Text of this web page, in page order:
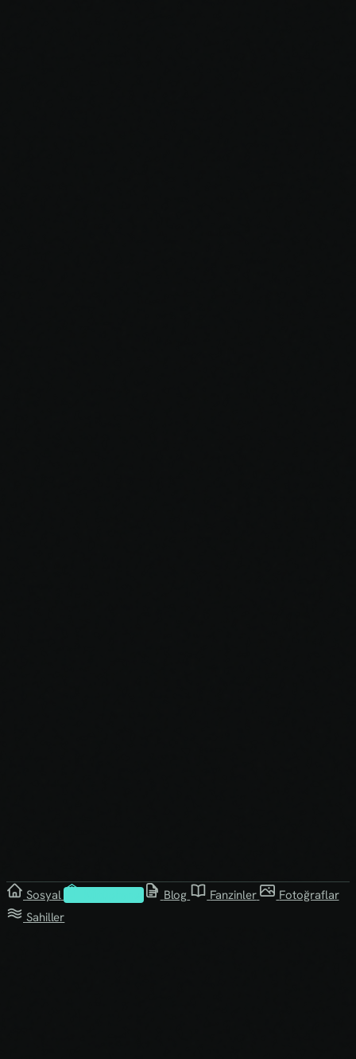
Sosyal Blog Fanzinler
Fotoğraflar
Sahiller